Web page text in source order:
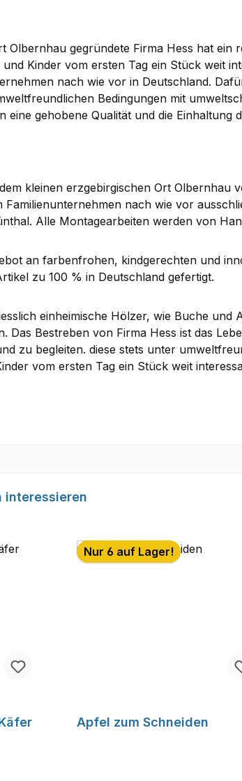
Olbernhau gegründete Firma Hess hat
Kinder vom ersten Tag ein Stück weit
nach wie vor in Deutschland.
Bedingungen mit
eine gehobene Qualität und die
kleinen erzgebirgischen Ort
Familienunternehmen nach wie vor
Alle Montagearbeiten werden von
an farbenfrohen, kindgerechten und
zu 100 % in Deutschland gefertigt.
einheimische Hölzer, wie Buche
Das Bestreben von Firma Hess ist das
zu begleiten. diese stets unter
vom ersten Tag ein Stück weit
interessieren
Nur 6 auf Lager!
Apfel zum Schneiden